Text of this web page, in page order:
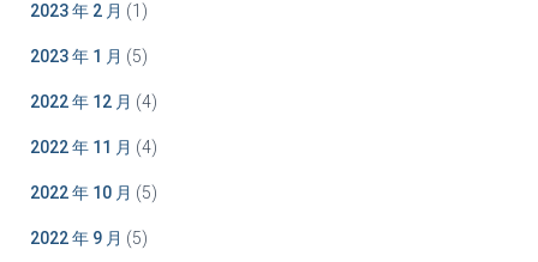
2023 年 2 月 (1)
2023 年 1 月 (5)
2022 年 12 月 (4)
2022 年 11 月 (4)
2022 年 10 月 (5)
2022 年 9 月 (5)